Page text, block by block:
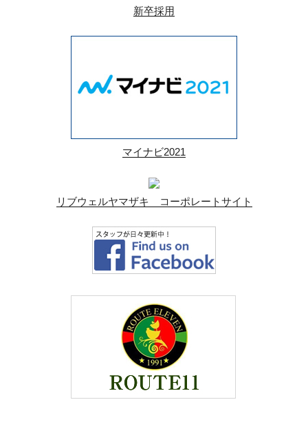
新卒採用
マイナビ2021
リブウェルヤマザキ コーポレートサイト